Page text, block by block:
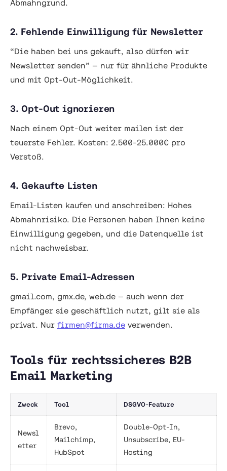
Abmahngrund.
2. Fehlende Einwilligung für Newsletter
“Die haben bei uns gekauft, also dürfen wir
Newsletter senden” — nur für ähnliche Produkte
und mit Opt-Out-Möglichkeit.
3. Opt-Out ignorieren
Nach einem Opt-Out weiter mailen ist der
teuerste Fehler. Kosten: 2.500-25.000€ pro
Verstoß.
4. Gekaufte Listen
Email-Listen kaufen und anschreiben: Hohes
Abmahnrisiko. Die Personen haben Ihnen keine
Einwilligung gegeben, und die Datenquelle ist
nicht nachweisbar.
5. Private Email-Adressen
gmail.com, gmx.de, web.de — auch wenn der
Empfänger sie geschäftlich nutzt, gilt sie als
privat. Nur firmen@firma.de verwenden.
Tools für rechtssicheres B2B
Email Marketing
Zweck Tool DSGVO-Feature
Newsl
etter
Brevo,
Mailchimp,
HubSpot
Double-Opt-In,
Unsubscribe, EU-
Hosting